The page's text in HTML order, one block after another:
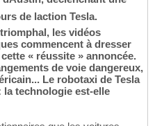
de laction Tesla.
les vidéos
commencent à dresser
« réussite » annoncée.
de voie dangereux,
Le robotaxi de Tesla
la technologie est-elle